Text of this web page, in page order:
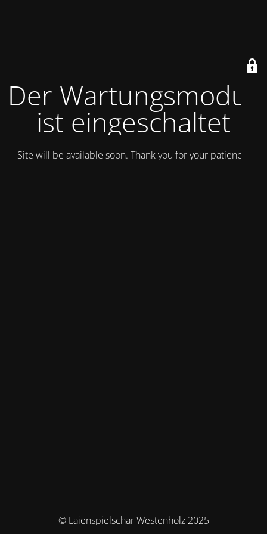
Der Wartungsmodus
ist eingeschaltet
Site will be available soon. Thank you for your patience!
© Laienspielschar Westenholz 2025